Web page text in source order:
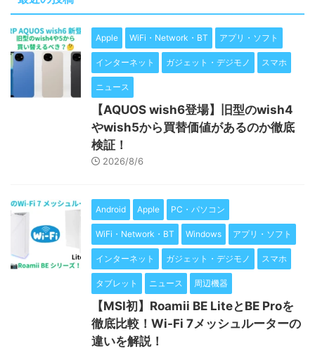
Apple WiFi・Network・BT アプリ・ソフト
インターネット ガジェット・デジモノ スマホ
ニュース
【AQUOS wish6登場】旧型のwish4
やwish5から買替価値があるのか徹底
検証！
2026/8/6
Android Apple PC・パソコン
WiFi・Network・BT Windows アプリ・ソフト
インターネット ガジェット・デジモノ スマホ
タブレット ニュース 周辺機器
【MSI初】Roamii BE LiteとBE Proを
徹底比較！Wi-Fi 7メッシュルーターの
違いを解説！